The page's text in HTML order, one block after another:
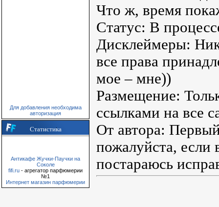
Для добавления необходима
авторизация
Статистика
Антикафе Жучки-Паучки на
Соколе
fifi.ru - агрегатор парфюмерии
№1
Интернет магазин парфюмерии
Что ж, время
Статус: В
Дисклеймеры:
все права
мое – мне))
Размещение:
ссылками на все
От автора:
пожалуйста, если
постараюсь